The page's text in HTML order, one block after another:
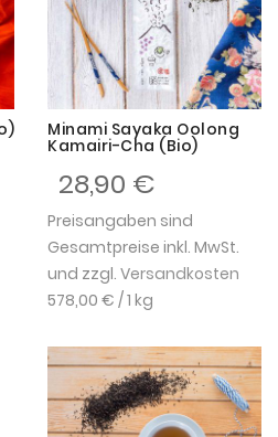
Minami Sayaka Oolong
Kamairi-Cha (Bio)
28,90 €
Preisangaben sind
Gesamtpreise inkl. MwSt.
und zzgl. Versandkosten
578,00 € / 1 kg